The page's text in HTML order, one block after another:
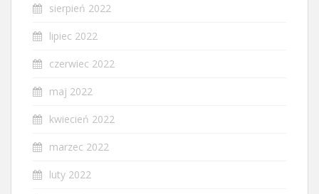
sierpień 2022
lipiec 2022
czerwiec 2022
maj 2022
kwiecień 2022
marzec 2022
luty 2022